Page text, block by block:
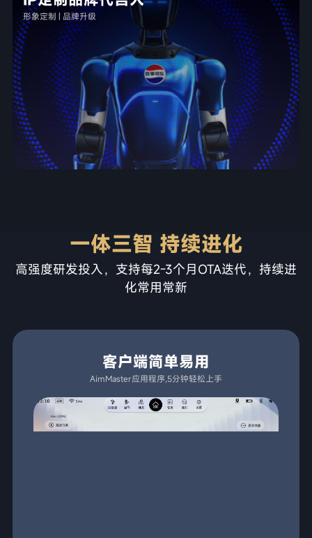
形象定制 | 品牌升级
一体三智 持续进化
高强度研发投入，支持每2-3个月OTA迭代，持续进
化常用常新
客户端简单易用
AimMaster应用程序,5分钟轻松上手